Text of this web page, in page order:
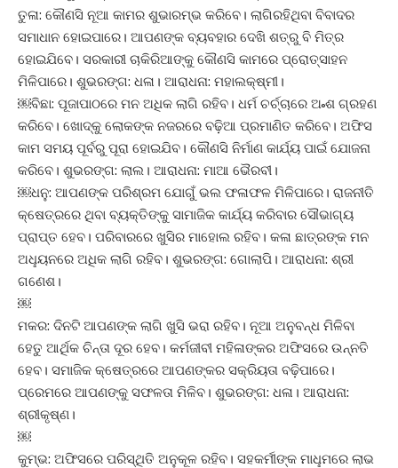
ତୁଳା: କୌଣସି ନୂଆ କାମର ଶୁଭାରମ୍ଭ କରିବେ। ଲାଗିରହିଥିବା ବିବାଦର
ସମାଧାନ ହୋଇପାରେ। ଆପଣଙ୍କ ବ୍ୟବହାର ଦେଖି ଶତ୍ରୁ ବି ମିତ୍ର
ହୋଇଯିବେ। ସରକାରୀ ଚାକିରିଆଙ୍କୁ କୌଣସି କାମରେ ପ୍ରୋତ୍ସାହନ
ମିଳିପାରେ। ଶୁଭରଙ୍ଗ: ଧଳା। ଆରାଧନା: ମହାଲକ୍ଷ୍ମୀ।
￼ବିଛା: ପୂଜାପାଠରେ ମନ ଅଧିକ ଲାଗି ରହିବ। ଧର୍ମ ଚର୍ଚ୍ଚାରେ ଅ˚ଶ ଗ୍ରହଣ
କରିବେ। ଖୋଦ୍‌କୁ ଲୋକଙ୍କ ନଜରରେ ବଢ଼ିଆ ପ୍ରମାଣିତ କରିବେ। ଅଫିସ
କାମ ସମୟ ପୂର୍ବରୁ ପୂରା ହୋଇଯିବ। କୌଣସି ନିର୍ମାଣ କାର୍ଯ୍ୟ ପାଇଁ ଯୋଜନା
କରିବେ। ଶୁଭରଙ୍ଗ: ଲାଲ। ଆରାଧନା: ମାଆ ଭୈରବୀ।
￼ଧନୁ: ଆପଣଙ୍କ ପରିଶ୍ରମ ଯୋଗୁଁ ଭଲ ଫଳାଫଳ ମିଳିପାରେ। ରାଜନୀତି
କ୍ଷେତ୍ରରେ ଥିବା ବ୍ୟକ୍ତିଙ୍କୁ ସାମାଜିକ କାର୍ଯ୍ୟ କରିବାର ସୌଭାଗ୍ୟ
ପ୍ରାପ୍ତ ହେବ। ପରିବାରରେ ଖୁସିର ମାହୋଲ ରହିବ। କଳା ଛାତ୍ରଙ୍କ ମନ
ଅଧୢୟନରେ ଅଧିକ ଲାଗି ରହିବ। ଶୁଭରଙ୍ଗ: ଗୋଲାପି। ଆରାଧନା: ଶ୍ରୀ
ଗଣେଶ।
￼
ମକର: ଦିନଟି ଆପଣଙ୍କ ଲାଗି ଖୁସି ଭରା ରହିବ। ନୂଆ ଅନୁବନ୍ଧ ମିଳିବା
ହେତୁ ଆର୍ଥିକ ଚିନ୍ତା ଦୂର ହେବ। କର୍ମଜୀବୀ ମହିଳାଙ୍କର ଅଫିସରେ ଉନ୍ନତି
ହେବ। ସମାଜିକ କ୍ଷେତ୍ରରେ ଆପଣଙ୍କର ସକ୍ରିୟତା ବଢ଼ିପାରେ।
ପ୍ରେମରେ ଆପଣଙ୍କୁ ସଫଳତା ମିଳିବ। ଶୁଭରଙ୍ଗ: ଧଳା। ଆରାଧନା:
ଶ୍ରୀକୃଷ୍ଣ।
￼
କୁମ୍ଭ: ଅଫିସରେ ପରିସ୍ଥିତି ଅନୁକୂଳ ରହିବ। ସହକର୍ମୀଙ୍କ ମାଧୢମରେ ଲାଭ